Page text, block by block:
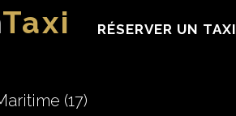
Taxi RÉSERVER UN TAXI
(17)